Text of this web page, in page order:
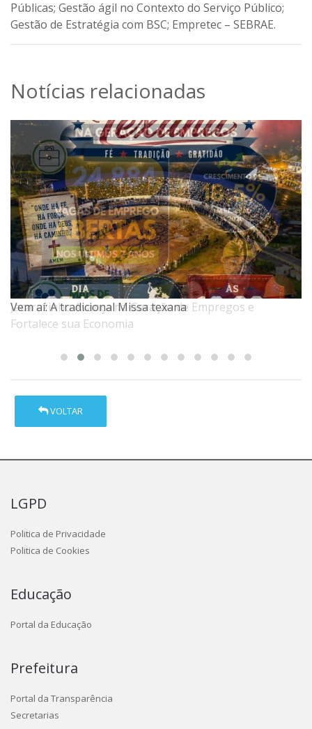
Públicas; Gestão ágil no Contexto do Serviço Público;
Gestão de Estratégia com BSC; Empretec – SEBRAE.
Notícias relacionadas
Jacarezinho Avança na Geração de Empregos e
Fortalece sua Economia
Vem aí: A tradicional Missa texana
VOLTAR
LGPD
Politica de Privacidade
Politica de Cookies
Educação
Portal da Educação
Prefeitura
Portal da Transparência
Secretarias